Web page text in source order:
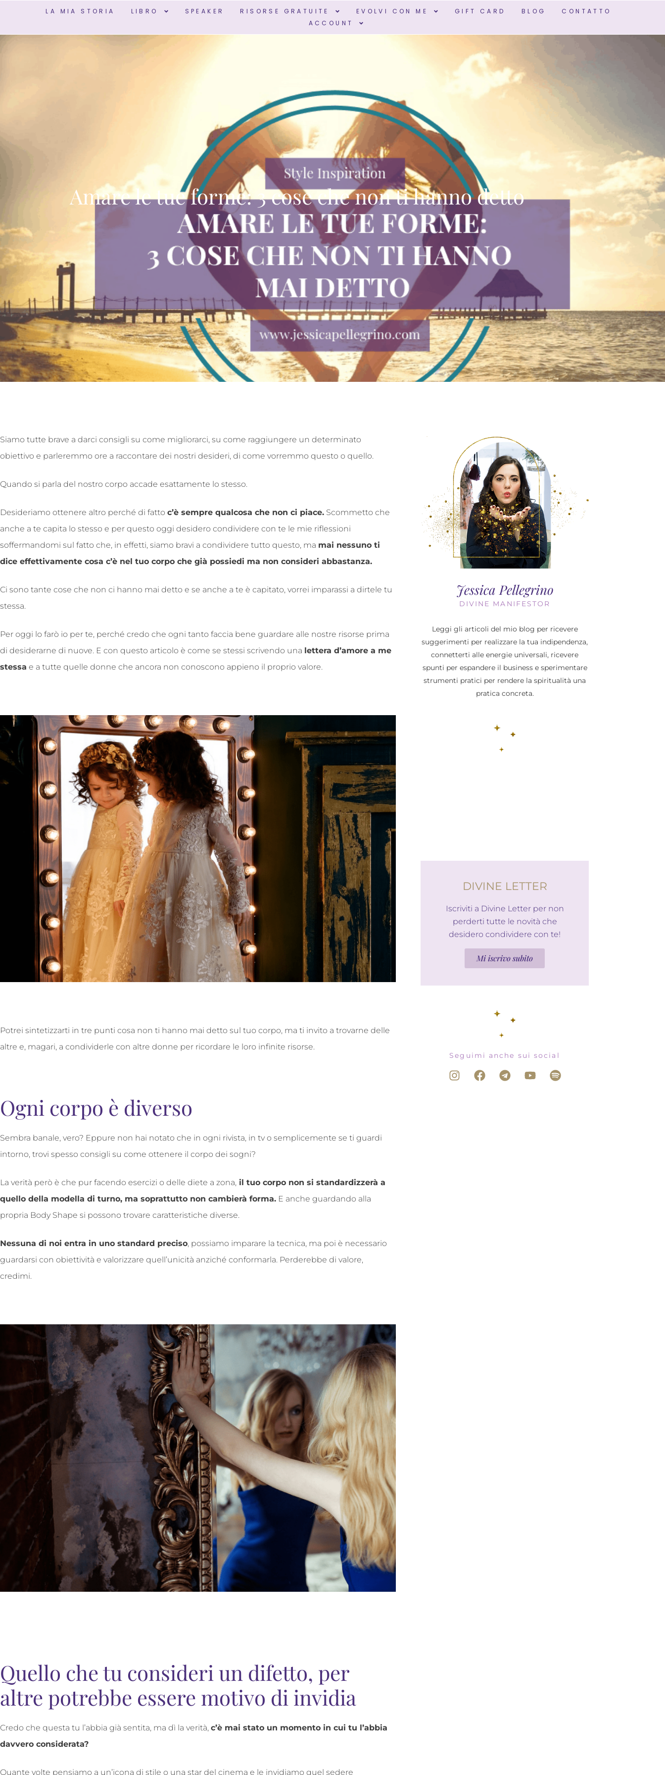
LA MIA STORIA LIBRO SPEAKER RISORSE GRATUITE EVOLVI CON ME GIFT CARD BLOG
CONTATTO
ACCOUNT
Amare le tue forme: 3 cose che non ti hanno detto
Siamo tutte brave a darci consigli su come migliorarci, su come raggiungere un determinato
obiettivo e parleremmo ore a raccontare dei nostri desideri, di come vorremmo questo o quello.
Quando si parla del nostro corpo accade esattamente lo stesso.
Desideriamo ottenere altro perché di fatto c’è sempre qualcosa che non ci piace. Scommetto che
anche a te capita lo stesso e per questo oggi desidero condividere con te le mie riflessioni
soffermandomi sul fatto che, in effetti, siamo bravi a condividere tutto questo, ma mai nessuno ti
dice effettivamente cosa c’è nel tuo corpo che già possiedi ma non consideri abbastanza.
Ci sono tante cose che non ci hanno mai detto e se anche a te è capitato, vorrei imparassi a dirtele tu
stessa.
Per oggi lo farò io per te, perché credo che ogni tanto faccia bene guardare alle nostre risorse prima
di desiderarne di nuove. E con questo articolo è come se stessi scrivendo una lettera d’amore a me
stessa e a tutte quelle donne che ancora non conoscono appieno il proprio valore.
Potrei sintetizzarti in tre punti cosa non ti hanno mai detto sul tuo corpo, ma ti invito a trovarne delle
altre e, magari, a condividerle con altre donne per ricordare le loro infinite risorse.
Ogni corpo è diverso
Sembra banale, vero? Eppure non hai notato che in ogni rivista, in tv o semplicemente se ti guardi
intorno, trovi spesso consigli su come ottenere il corpo dei sogni?
La verità però è che pur facendo esercizi o delle diete a zona, il tuo corpo non si standardizzerà a
quello della modella di turno, ma soprattutto non cambierà forma. E anche guardando alla
propria Body Shape si possono trovare caratteristiche diverse.
Nessuna di noi entra in uno standard preciso, possiamo imparare la tecnica, ma poi è necessario
guardarsi con obiettività e valorizzare quell’unicità anziché conformarla. Perderebbe di valore,
credimi.
Quello che tu consideri un difetto, per
altre potrebbe essere motivo di invidia
Credo che questa tu l’abbia già sentita, ma dì la verità, c’è mai stato un momento in cui tu l’abbia
davvero considerata?
Quante volte pensiamo a un’icona di stile o una star del cinema e le invidiamo quel sedere
Jessica Pellegrino
DIVINE MANIFESTOR
Leggi gli articoli del mio blog per ricevere
suggerimenti per realizzare la tua indipendenza,
connetterti alle energie universali, ricevere
spunti per espandere il business e sperimentare
strumenti pratici per rendere la spiritualità una
pratica concreta.
DIVINE LETTER
Iscriviti a Divine Letter per non
perderti tutte le novità che
desidero condividere con te!
Mi iscrivo subito
Seguimi anche sui social